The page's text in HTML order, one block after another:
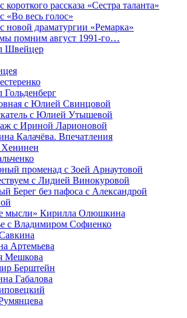
короткого рассказа «Сестра таланта»
«Во весь голос»
новой драматургии «Ремарка»
помним август 1991-го…
Швейцер
с Юлией Свинцовой
с Юлией Утышевой
с Ириной Ларионовой
Калачёва. Впечатления
Хенинен
променад с Зоей Арнаутовой
с Лидией Винокуровой
Берег без пафоса с Александрой
мысли» Кирилла Олюшкина
с Владимиром Софиенко
Артемьева
Мешкова
Берштейн
Габалова